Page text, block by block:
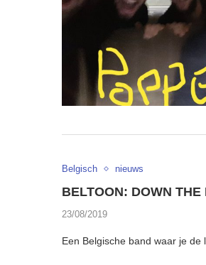
Belgisch nieuws
BELTOON: DOWN THE
23/08/2019
Een Belgische band waar je